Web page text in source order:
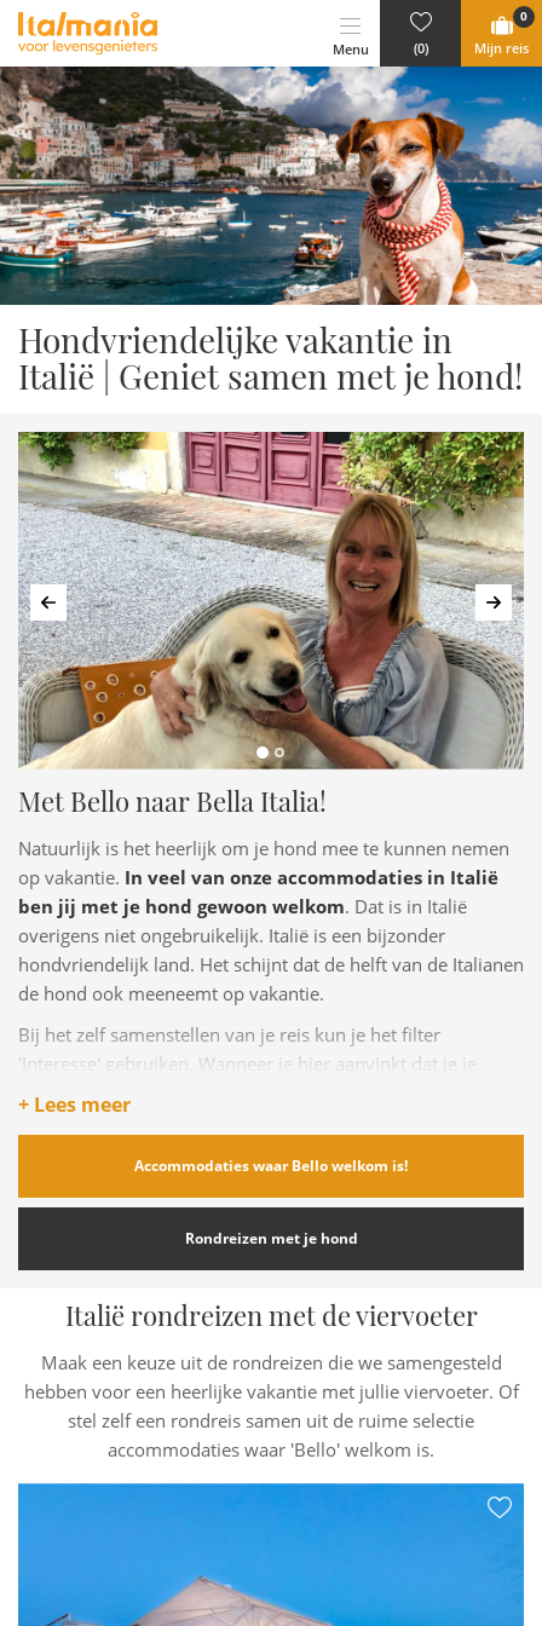
Ga naar content
Menu (0)
0
Mijn reis
Hondvriendelijke vakantie in
Italië | Geniet samen met je hond!
Vorige
Met Bello naar Bella Italia!
Natuurlijk is het heerlijk om je hond mee te kunnen nemen
op vakantie. In veel van onze accommodaties in Italië
ben jij met je hond gewoon welkom. Dat is in Italië
overigens niet ongebruikelijk. Italië is een bijzonder
hondvriendelijk land. Het schijnt dat de helft van de Italianen
de hond ook meeneemt op vakantie.
Bij het zelf samenstellen van je reis kun je het filter
'Interesse' gebruiken. Wanneer je hier aanvinkt dat je je
hond wilt meenemen, krijg je direct een overzicht van de
Wanneer je specifieke vragen hebt, laat hetonsweten.
+ Lees meer
Accommodaties waar Bello welkom is!
Rondreizen met je hond
Italië rondreizen met de viervoeter
Maak een keuze uit de rondreizen die we samengesteld
hebben voor een heerlijke vakantie met jullie viervoeter. Of
stel zelf een rondreis samen uit de ruime selectie
accommodaties waar 'Bello' welkom is.